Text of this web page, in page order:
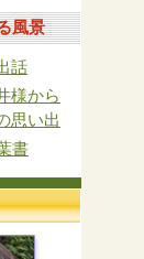
風景
話
様から
思い出
書